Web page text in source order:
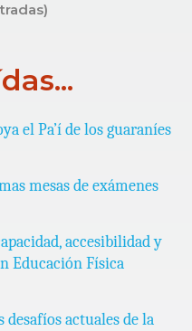
el Pa’í de los guaraníes
mesas de exámenes
accesibilidad y
Educación Física
actuales de la